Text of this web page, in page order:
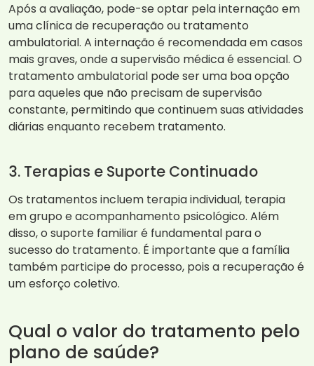
Após a avaliação, pode-se optar pela internação em
uma clínica de recuperação ou tratamento
ambulatorial. A internação é recomendada em casos
mais graves, onde a supervisão médica é essencial. O
tratamento ambulatorial pode ser uma boa opção
para aqueles que não precisam de supervisão
constante, permitindo que continuem suas atividades
diárias enquanto recebem tratamento.
3. Terapias e Suporte Continuado
Os tratamentos incluem terapia individual, terapia
em grupo e acompanhamento psicológico. Além
disso, o suporte familiar é fundamental para o
sucesso do tratamento. É importante que a família
também participe do processo, pois a recuperação é
um esforço coletivo.
Qual o valor do tratamento pelo
plano de saúde?